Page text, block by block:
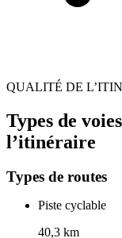
QUALITÉ DE
Types de
l’itinéraire
Types de routes
Piste cyclable
40,3 km